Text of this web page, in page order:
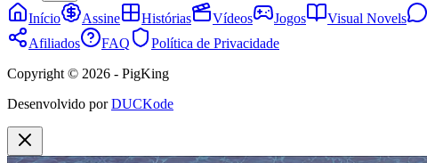
Início
Assine Histórias Vídeos Jogos Visual Novels
Afiliados
FAQ
Política de Privacidade
Copyright © 2026 - PigKing
Desenvolvido por DUCKode